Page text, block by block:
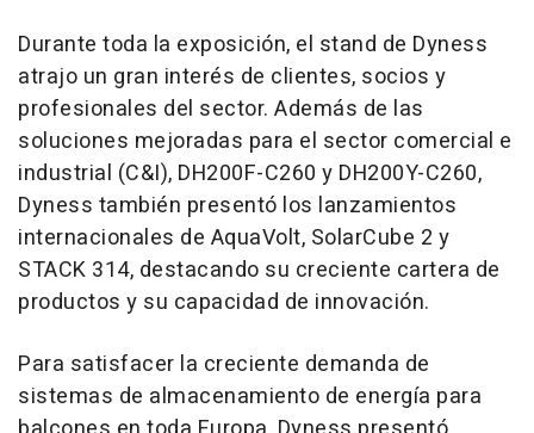
Durante toda la exposición, el stand de Dyness
atrajo un gran interés de clientes, socios y
profesionales del sector. Además de las
soluciones mejoradas para el sector comercial e
industrial (C&I), DH200F-C260 y DH200Y-C260,
Dyness también presentó los lanzamientos
internacionales de AquaVolt, SolarCube 2 y
STACK 314, destacando su creciente cartera de
productos y su capacidad de innovación.
Para satisfacer la creciente demanda de
sistemas de almacenamiento de energía para